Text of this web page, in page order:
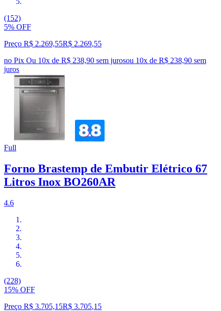
(152)
5% OFF
Preço R$ 2.269,55R$ 2.269,55
no Pix Ou 10x de R$ 238,90 sem jurosou 10x de R$ 238,90 sem
juros
Full
Forno Brastemp de Embutir Elétrico 67
Litros Inox BO260AR
4.6
(228)
15% OFF
Preço R$ 3.705,15R$ 3.705,15